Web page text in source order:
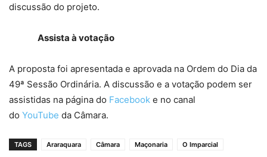
discussão do projeto.
Assista à votação
A proposta foi apresentada e aprovada na Ordem do Dia da
49ª Sessão Ordinária. A discussão e a votação podem ser
assistidas na página do Facebook e no canal
do YouTube da Câmara.
TAGS Araraquara Câmara Maçonaria O Imparcial